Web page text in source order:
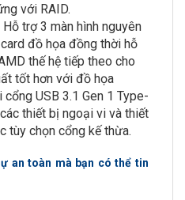
với RAID.
Hỗ trợ 3 màn hình nguyên
đồ họa đồng thời hỗ
thế hệ tiếp theo cho
tốt hơn với đồ họa
USB 3.1 Gen 1 Type-
thiết bị ngoại vi và thiết
tùy chọn cổng kế thừa.
an toàn mà bạn có thể tin